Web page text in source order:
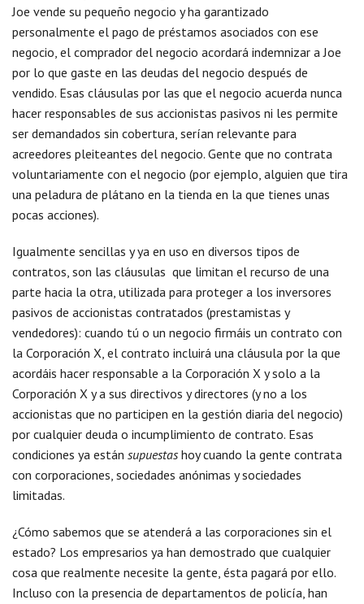
Joe vende su pequeño negocio y ha garantizado
personalmente el pago de préstamos asociados con ese
negocio, el comprador del negocio acordará indemnizar a Joe
por lo que gaste en las deudas del negocio después de
vendido. Esas cláusulas por las que el negocio acuerda nunca
hacer responsables de sus accionistas pasivos ni les permite
ser demandados sin cobertura, serían relevante para
acreedores pleiteantes del negocio. Gente que no contrata
voluntariamente con el negocio (por ejemplo, alguien que tira
una peladura de plátano en la tienda en la que tienes unas
pocas acciones).
Igualmente sencillas y ya en uso en diversos tipos de
contratos, son las cláusulas que limitan el recurso de una
parte hacia la otra, utilizada para proteger a los inversores
pasivos de accionistas contratados (prestamistas y
vendedores): cuando tú o un negocio firmáis un contrato con
la Corporación X, el contrato incluirá una cláusula por la que
acordáis hacer responsable a la Corporación X y solo a la
Corporación X y a sus directivos y directores (y no a los
accionistas que no participen en la gestión diaria del negocio)
por cualquier deuda o incumplimiento de contrato. Esas
condiciones ya están supuestas hoy cuando la gente contrata
con corporaciones, sociedades anónimas y sociedades
limitadas.
¿Cómo sabemos que se atenderá a las corporaciones sin el
estado? Los empresarios ya han demostrado que cualquier
cosa que realmente necesite la gente, ésta pagará por ello.
Incluso con la presencia de departamentos de policía, han